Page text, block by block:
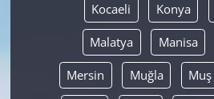
Kocaeli Konya
Malatya Manisa
Mersin Muğla Muş